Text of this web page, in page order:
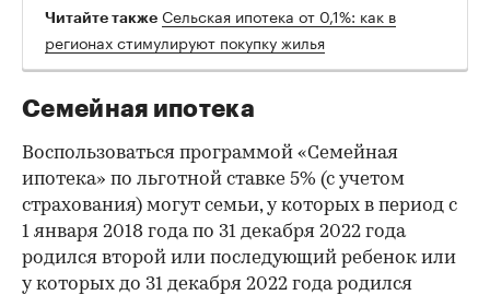
Читайте также Сельская ипотека от 0,1%: как в
регионах стимулируют покупку жилья
Семейная ипотека
Воспользоваться программой «Семейная
ипотека» по льготной ставке 5% (с учетом
страхования) могут семьи, у которых в период с
1 января 2018 года по 31 декабря 2022 года
родился второй или последующий ребенок или
у которых до 31 декабря 2022 года родился